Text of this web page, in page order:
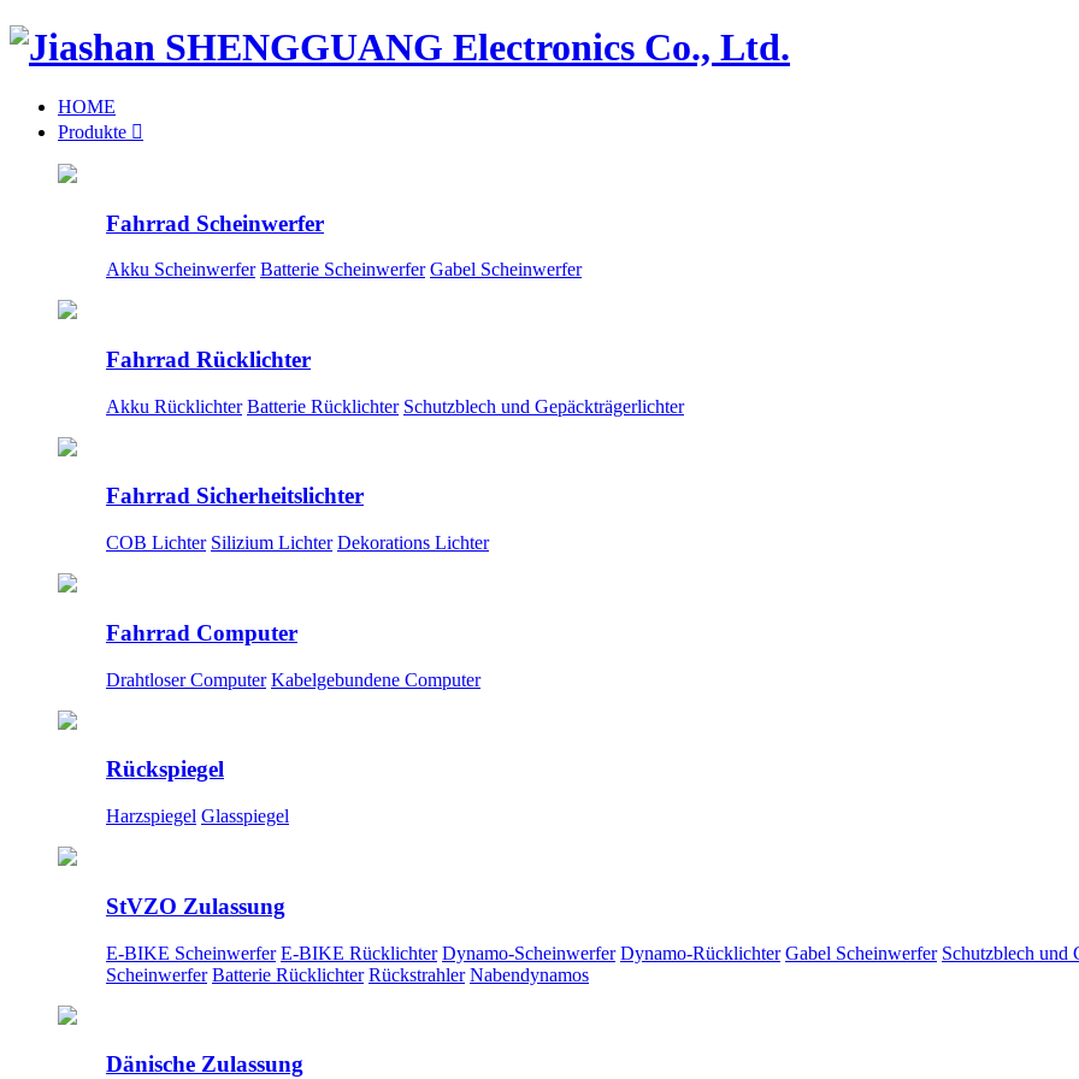
HOME
Produkte 
Fahrrad Scheinwerfer
Akku Scheinwerfer Batterie Scheinwerfer Gabel Scheinwerfer
Fahrrad Rücklichter
Akku Rücklichter Batterie Rücklichter Schutzblech und Gepäckträgerlichter
Fahrrad Sicherheitslichter
COB Lichter Silizium Lichter Dekorations Lichter
Fahrrad Computer
Drahtloser Computer Kabelgebundene Computer
Rückspiegel
Harzspiegel Glasspiegel
StVZO Zulassung
E-BIKE Scheinwerfer E-BIKE Rücklichter Dynamo-Scheinwerfer Dynamo-Rücklichter Gabel Scheinwerfer Schutzblech und
Scheinwerfer Batterie Rücklichter Rückstrahler Nabendynamos
Dänische Zulassung